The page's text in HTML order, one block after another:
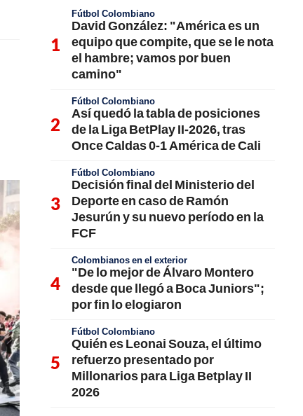
Fútbol Colombiano
David González: "América es un
equipo que compite, que se le nota
el hambre; vamos por buen
camino"
Fútbol Colombiano
Así quedó la tabla de posiciones
de la Liga BetPlay II-2026, tras
Once Caldas 0-1 América de Cali
Fútbol Colombiano
Decisión final del Ministerio del
Deporte en caso de Ramón
Jesurún y su nuevo período en la
FCF
Colombianos en el exterior
"De lo mejor de Álvaro Montero
desde que llegó a Boca Juniors";
por fin lo elogiaron
Fútbol Colombiano
Quién es Leonai Souza, el último
refuerzo presentado por
Millonarios para Liga Betplay II
2026